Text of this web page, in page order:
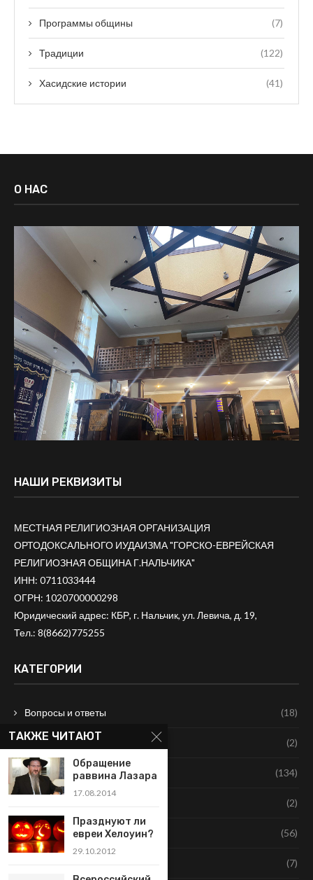
Программы общины (7)
Традиции (122)
Хасидские истории (41)
О НАС
НАШИ РЕКВИЗИТЫ
МЕСТНАЯ РЕЛИГИОЗНАЯ ОРГАНИЗАЦИЯ
ОРТОДОКСАЛЬНОГО ИУДАИЗМА "ГОРСКО-ЕВРЕЙСКАЯ
РЕЛИГИОЗНАЯ ОБЩИНА Г.НАЛЬЧИКА"
ИНН: 0711033444
ОГРН: 1020700000298
Юридический адрес: КБР, г. Нальчик, ул. Левича, д. 19,
Тел.: 8(8662)775255
КАТЕГОРИИ
Вопросы и ответы (18)
Еврейские праздники (2)
Наша история (134)
(2)
Новости (56)
(7)
ТАКЖЕ ЧИТАЮТ
Обращение
раввина Лазара
17.08.2014
Празднуют ли
евреи Хелоуин?
29.10.2012